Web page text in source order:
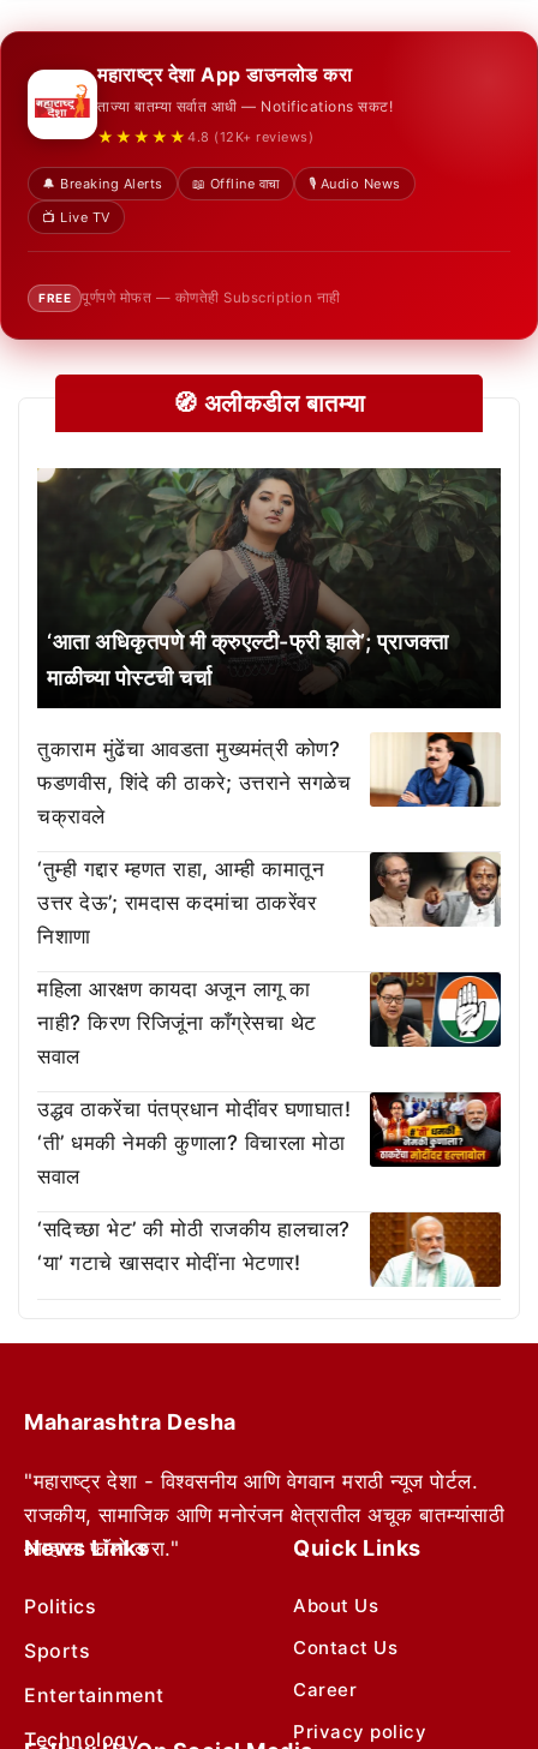
महाराष्ट्र देशा App डाउनलोड करा
ताज्या बातम्या सर्वात आधी — Notifications सकट!
★★★★★ 4.8 (12K+ reviews)
🔔 Breaking Alerts 📖 Offline वाचा
🎙️ Audio News
📺 Live TV
FREE पूर्णपणे मोफत — कोणतेही Subscription नाही
🧭 अलीकडील बातम्या
‘आता अधिकृतपणे मी क्रुएल्टी-फ्री झाले’; प्राजक्ता
माळीच्या पोस्टची चर्चा
तुकाराम मुंढेंचा आवडता मुख्यमंत्री कोण?
फडणवीस, शिंदे की ठाकरे; उत्तराने सगळेच
चक्रावले
‘तुम्ही गद्दार म्हणत राहा, आम्ही कामातून
उत्तर देऊ’; रामदास कदमांचा ठाकरेंवर
निशाणा
महिला आरक्षण कायदा अजून लागू का
नाही? किरण रिजिजूंना काँग्रेसचा थेट
सवाल
उद्धव ठाकरेंचा पंतप्रधान मोदींवर घणाघात!
‘ती’ धमकी नेमकी कुणाला? विचारला मोठा
सवाल
‘सदिच्छा भेट’ की मोठी राजकीय हालचाल?
‘या’ गटाचे खासदार मोदींना भेटणार!
Maharashtra Desha
"महाराष्ट्र देशा - विश्वसनीय आणि वेगवान मराठी न्यूज पोर्टल.
राजकीय, सामाजिक आणि मनोरंजन क्षेत्रातील अचूक बातम्यांसाठी
आम्हाला फॉलो करा."
News Links
Politics
Sports
Entertainment
Technology
Quick Links
About Us
Contact Us
Career
Privacy policy